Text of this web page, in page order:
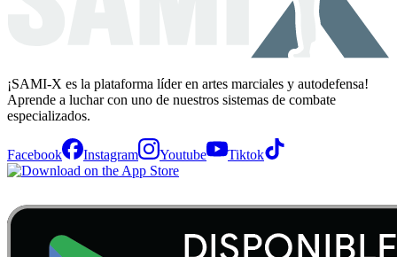
¡SAMI-X es la plataforma líder en artes marciales y autodefensa!
Aprende a luchar con uno de nuestros sistemas de combate
especializados.
Facebook Instagram Youtube Tiktok